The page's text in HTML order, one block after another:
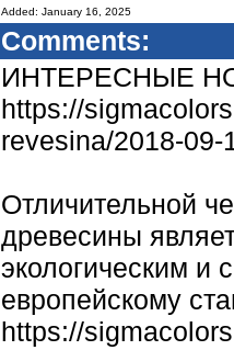
Added: January 16, 2025
Comments:
ИНТЕРЕСНЫЕ
https://
revesina/2018-09-
Отличительной
древесины
экологическим и
европейскому
https://